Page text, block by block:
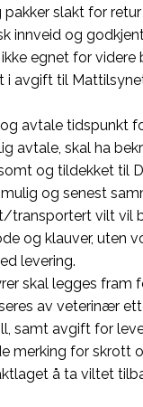
pakker slakt for
innveid og
egnet for videre
i avgift til
avtale tidspunkt
avtale, skal ha
og tildekket til
og senest
transportert vilt vil
og klauver, uten
levering.
skal legges
av veterinær
samt avgift for
merking for skrott
å ta viltet